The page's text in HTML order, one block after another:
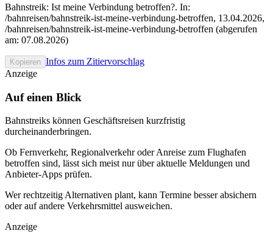
Bahnstreik: Ist meine Verbindung betroffen?. In:
/bahnreisen/bahnstreik-ist-meine-verbindung-betroffen, 13.04.2026,
/bahnreisen/bahnstreik-ist-meine-verbindung-betroffen (abgerufen
am: 07.08.2026)
Kopieren Infos zum Zitiervorschlag
Anzeige
Auf einen Blick
Bahnstreiks können Geschäftsreisen kurzfristig
durcheinanderbringen.
Ob Fernverkehr, Regionalverkehr oder Anreise zum Flughafen
betroffen sind, lässt sich meist nur über aktuelle Meldungen und
Anbieter-Apps prüfen.
Wer rechtzeitig Alternativen plant, kann Termine besser absichern
oder auf andere Verkehrsmittel ausweichen.
Anzeige